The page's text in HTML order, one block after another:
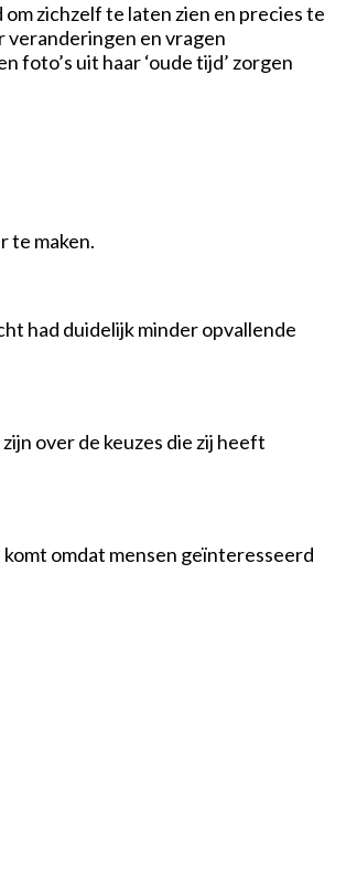
zichzelf te laten zien en precies te
veranderingen en vragen
uit haar ‘oude tijd’ zorgen
te maken.
had duidelijk minder opvallende
over de keuzes die zij heeft
omdat mensen geïnteresseerd